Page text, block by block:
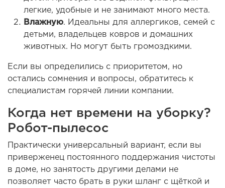
легкие, удобные и не занимают много места.
Влажную. Идеальны для аллергиков, семей с
детьми, владельцев ковров и домашних
животных. Но могут быть громоздкими.
Если вы определились с приоритетом, но
остались сомнения и вопросы, обратитесь к
специалистам горячей линии компании.
Когда нет времени на уборку?
Робот-пылесос
Практически универсальный вариант, если вы
приверженец постоянного поддержания чистоты
в доме, но занятость другими делами не
позволяет часто брать в руки шланг с щёткой и